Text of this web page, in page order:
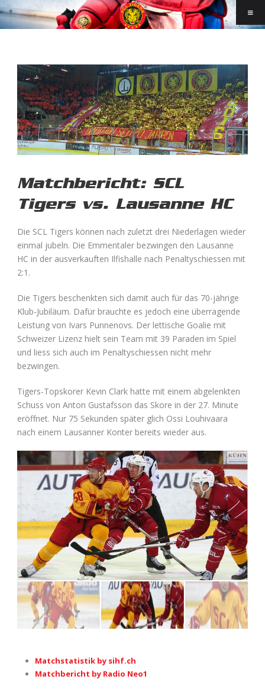
Matchbericht: SCL
Tigers vs. Lausanne HC
Die SCL Tigers können nach zuletzt drei Niederlagen wieder
einmal jubeln. Die Emmentaler bezwingen den Lausanne
HC in der ausverkauften Ilfishalle nach Penaltyschiessen mit
2:1.
Die Tigers beschenkten sich damit auch für das 70-jährige
Klub-Jubiläum. Dafür brauchte es jedoch eine überragende
Leistung von Ivars Punnenovs. Der lettische Goalie mit
Schweizer Lizenz hielt sein Team mit 39 Paraden im Spiel
und liess sich auch im Penaltyschiessen nicht mehr
bezwingen.
Tigers-Topskorer Kevin Clark hatte mit einem abgelenkten
Schuss von Anton Gustafsson das Skore in der 27. Minute
eröffnet. Nur 75 Sekunden später glich Ossi Louhivaara
nach einem Lausanner Konter bereits wieder aus.
Matchstatistik by sihf.ch
Matchbericht by Radio Neo1